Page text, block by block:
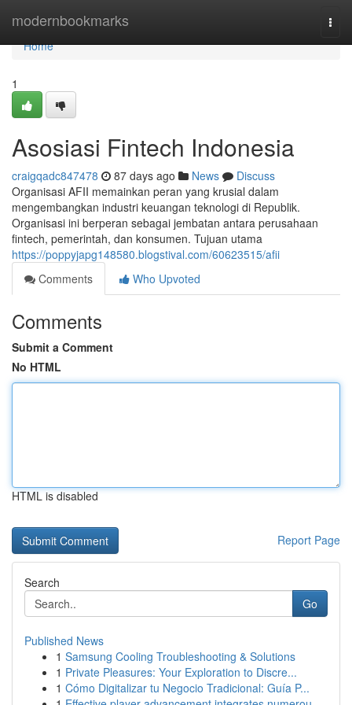
modernbookmarks
Home
Home
1
Asosiasi Fintech Indonesia
craigqadc847478 87 days ago News
Discuss
Organisasi AFII memainkan peran yang krusial dalam
mengembangkan industri keuangan teknologi di Republik.
Organisasi ini berperan sebagai jembatan antara perusahaan
fintech, pemerintah, dan konsumen. Tujuan utama
https://poppyjapg148580.blogstival.com/60623515/afii
Comments
Who Upvoted
Comments
Submit a Comment
No HTML
HTML is disabled
Report Page
Search
Go
Published News
1 Samsung Cooling Troubleshooting & Solutions
1 Private Pleasures: Your Exploration to Discre...
1 Cómo Digitalizar tu Negocio Tradicional: Guía P...